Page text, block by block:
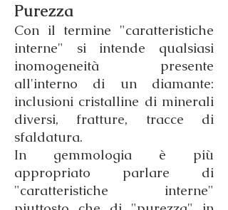
Purezza
Con il termine "caratteristiche
interne" si intende qualsiasi
inomogeneità presente
all'interno di un diamante:
inclusioni cristalline di minerali
diversi, fratture, tracce di
sfaldatura.
In gemmologia è più
appropriato parlare di
"caratteristiche interne"